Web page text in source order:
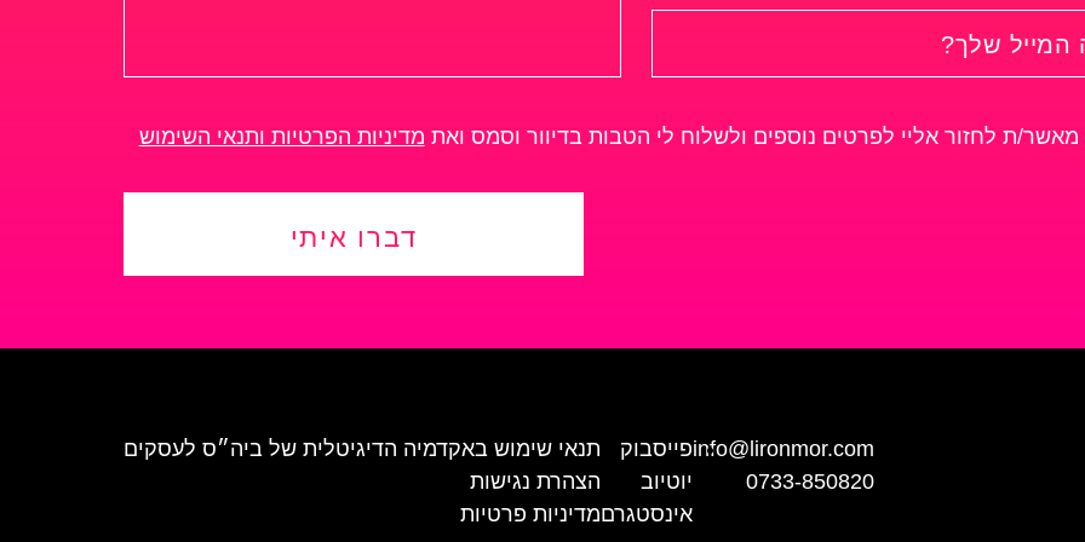
מאשר/ת לחזור אליי לפרטים נוספים ולשלוח לי הטבות בדיוור וסמס ואת מדיניות הפרטיות ותנאי השימוש
דברו איתי
info@lironmor.com
0733-850820
פייסבוק
יוטיוב
אינסטגרם
תנאי שימוש באקדמיה הדיגיטלית של ביה״ס לעסקים
הצהרת נגישות
מדיניות פרטיות